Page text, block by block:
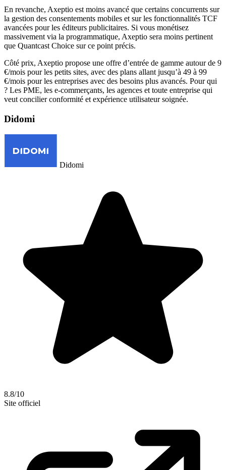
En revanche, Axeptio est moins avancé que certains concurrents sur
la gestion des consentements mobiles et sur les fonctionnalités TCF
avancées pour les éditeurs publicitaires. Si vous monétisez
massivement via la programmatique, Axeptio sera moins pertinent
que Quantcast Choice sur ce point précis.
Côté prix, Axeptio propose une offre d’entrée de gamme autour de 9
€/mois pour les petits sites, avec des plans allant jusqu’à 49 à 99
€/mois pour les entreprises avec des besoins plus avancés. Pour qui
? Les PME, les e-commerçants, les agences et toute entreprise qui
veut concilier conformité et expérience utilisateur soignée.
Didomi
Didomi
8.8/10
Site officiel